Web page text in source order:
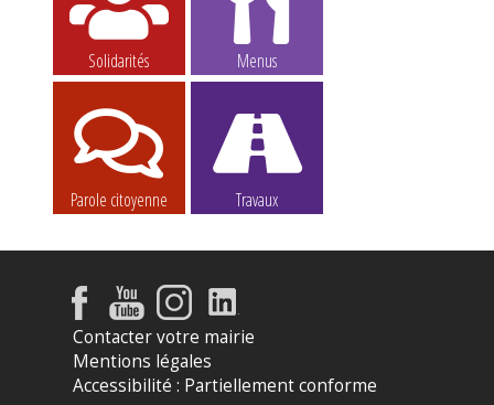
Solidarités Menus
Parole citoyenne Travaux
Contacter votre mairie
Mentions légales
Accessibilité : Partiellement conforme